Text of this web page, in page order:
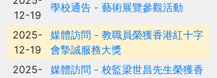
12-19
學校通告 - 藝術展覽參觀活動
2025-
12-19
媒體訪問 - 教職員榮獲香港紅十字
會摯誠服務大獎
2025-
媒體訪問 - 校監梁世昌先生榮獲香